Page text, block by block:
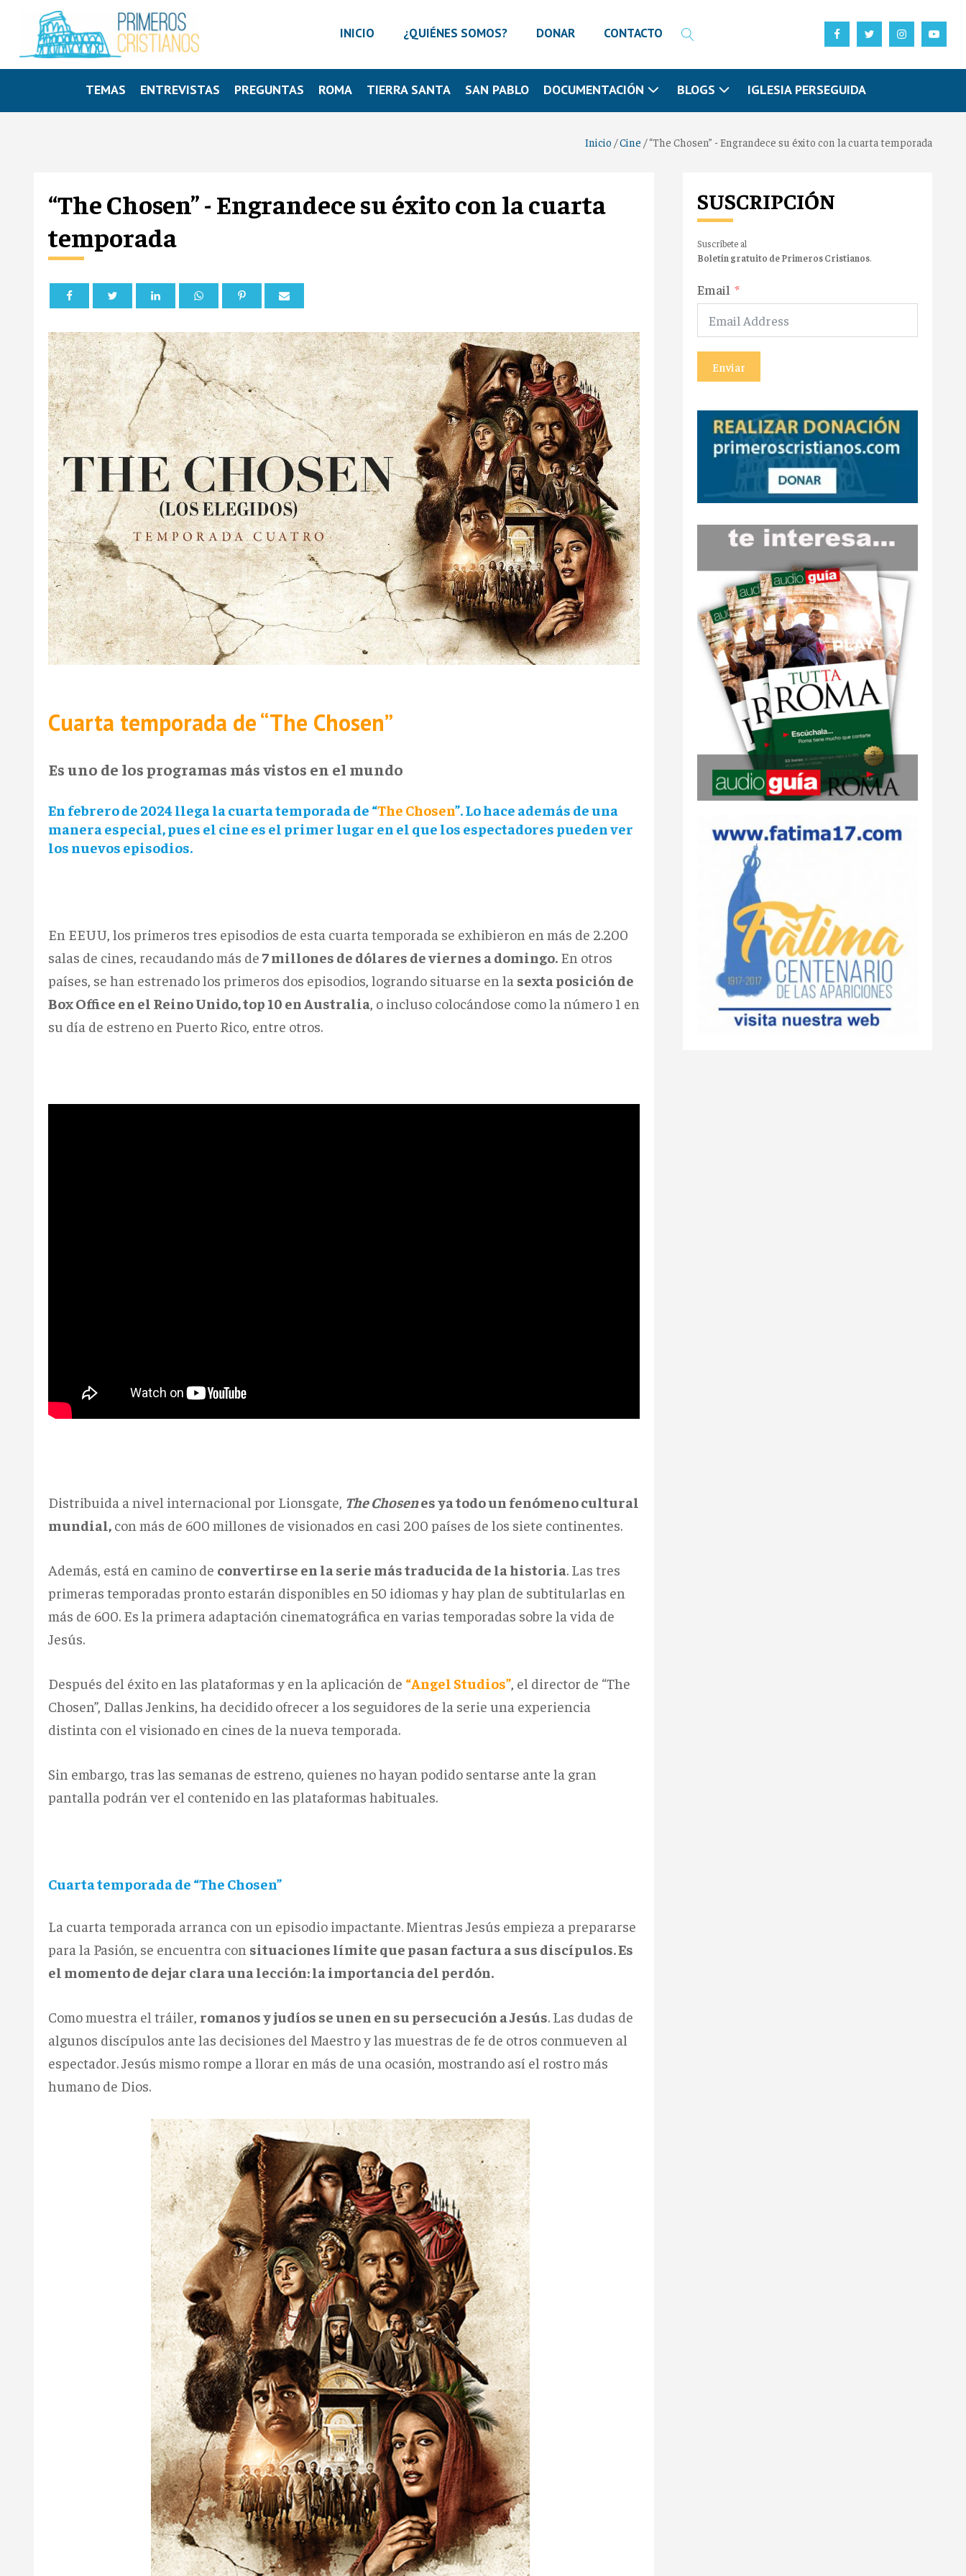
INICIO ¿QUIÉNES SOMOS? DONAR CONTACTO
TEMAS ENTREVISTAS PREGUNTAS ROMA TIERRA SANTA SAN PABLO DOCUMENTACIÓN BLOGS IGLESIA PERSEGUIDA
Inicio /Cine /“The Chosen” - Engrandece su éxito con la cuarta temporada
“The Chosen” - Engrandece su éxito con la cuarta
temporada
Cuarta temporada de “The Chosen”
Es uno de los programas más vistos en el mundo
En febrero de 2024 llega la cuarta temporada de “The Chosen”. Lo hace además de una
manera especial, pues el cine es el primer lugar en el que los espectadores pueden ver
los nuevos episodios.
En EEUU, los primeros tres episodios de esta cuarta temporada se exhibieron en más de 2.200
salas de cines, recaudando más de 7 millones de dólares de viernes a domingo. En otros
países, se han estrenado los primeros dos episodios, logrando situarse en la sexta posición de
Box Office en el Reino Unido, top 10 en Australia , o incluso colocándose como la número 1 en
su día de estreno en Puerto Rico, entre otros.
Distribuida a nivel internacional por Lionsgate, The Chosenes ya todo un fenómeno cultural
mundial, con más de 600 millones de visionados en casi 200 países de los siete continentes.
Además, está en camino de convertirse en la serie más traducida de la historia. Las tres
primeras temporadas pronto estarán disponibles en 50 idiomas y hay plan de subtitularlas en
más de 600. Es la primera adaptación cinematográfica en varias temporadas sobre la vida de
Jesús.
Después del éxito en las plataformas y en la aplicación de “Angel Studios” , el director de “The
Chosen”, Dallas Jenkins, ha decidido ofrecer a los seguidores de la serie una experiencia
distinta con el visionado en cines de la nueva temporada.
Sin embargo, tras las semanas de estreno, quienes no hayan podido sentarse ante la gran
pantalla podrán ver el contenido en las plataformas habituales.
Cuarta temporada de “The Chosen”
La cuarta temporada arranca con un episodio impactante. Mientras Jesús empieza a prepararse
para la Pasión, se encuentra con situaciones límite que pasan factura a sus discípulos. Es
el momento de dejar clara una lección: la importancia del perdón.
Como muestra el tráiler, romanos y judíos se unen en su persecución a Jesús. Las dudas de
algunos discípulos ante las decisiones del Maestro y las muestras de fe de otros conmueven al
espectador. Jesús mismo rompe a llorar en más de una ocasión, mostrando así el rostro más
humano de Dios.
SUSCRIPCIÓN
Suscríbete al
Boletín gratuito de Primeros Cristianos.
Email
Enviar